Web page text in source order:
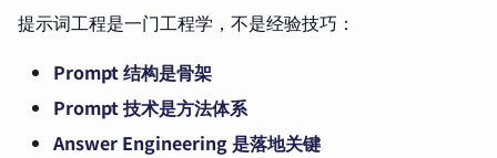
提示词工程是一门工程学，不是经验技巧：
Prompt 结构是骨架
Prompt 技术是方法体系
Answer Engineering 是落地关键